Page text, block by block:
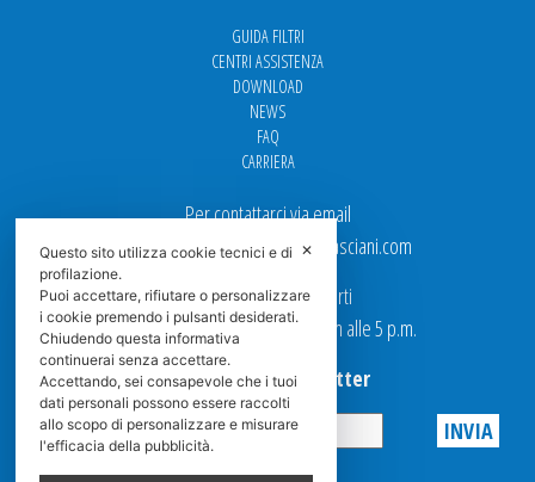
GUIDA FILTRI
CENTRI ASSISTENZA
DOWNLOAD
NEWS
FAQ
CARRIERA
Per contattarci via email
Ufficio Vendite: italy.sales@spasciani.com
I nostri uffici sono aperti
dal Lunedi al Venerdi dalle 9 a.m alle 5 p.m.
Iscriviti alla Newsletter
Privacy
✕
Questo sito utilizza cookie tecnici e di
profilazione.
Puoi accettare, rifiutare o personalizzare
i cookie premendo i pulsanti desiderati.
Chiudendo questa informativa
continuerai senza accettare.
Accettando, sei consapevole che i tuoi
dati personali possono essere raccolti
allo scopo di personalizzare e misurare
l'efficacia della pubblicità.